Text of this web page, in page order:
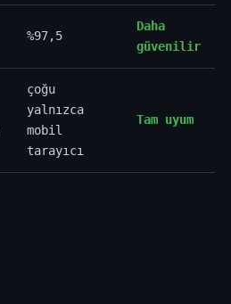
%97,5
Daha
güvenilir
çoğu
yalnızca
mobil
tarayıcı
Tam uyum